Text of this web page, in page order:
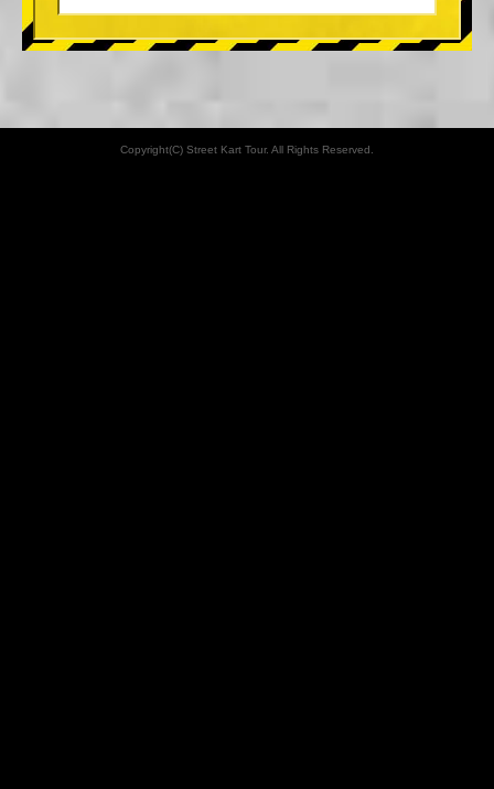
Copyright(C) Street Kart Tour. All Rights Reserved.